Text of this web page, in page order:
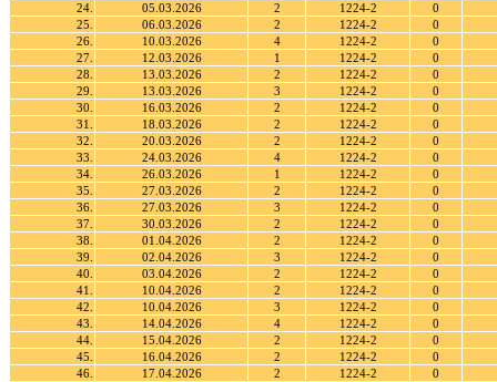
24.
05.03.2026 2 1224-2
0
25.
06.03.2026 2 1224-2
0
26.
10.03.2026 4 1224-2
0
27.
12.03.2026 1 1224-2
0
28.
13.03.2026 2 1224-2
0
29.
13.03.2026 3 1224-2
0
30.
16.03.2026 2 1224-2
0
31.
18.03.2026 2 1224-2
0
32.
20.03.2026 2 1224-2
0
33.
24.03.2026 4 1224-2
0
34.
26.03.2026 1 1224-2
0
35.
27.03.2026 2 1224-2
0
36.
27.03.2026 3 1224-2
0
37.
30.03.2026 2 1224-2
0
38.
01.04.2026 2 1224-2
0
39.
02.04.2026 3 1224-2
0
40.
03.04.2026 2 1224-2
0
41.
10.04.2026 2 1224-2
0
42.
10.04.2026 3 1224-2
0
43.
14.04.2026 4 1224-2
0
44.
15.04.2026 2 1224-2
0
45.
16.04.2026 2 1224-2
0
46.
17.04.2026 2 1224-2
0